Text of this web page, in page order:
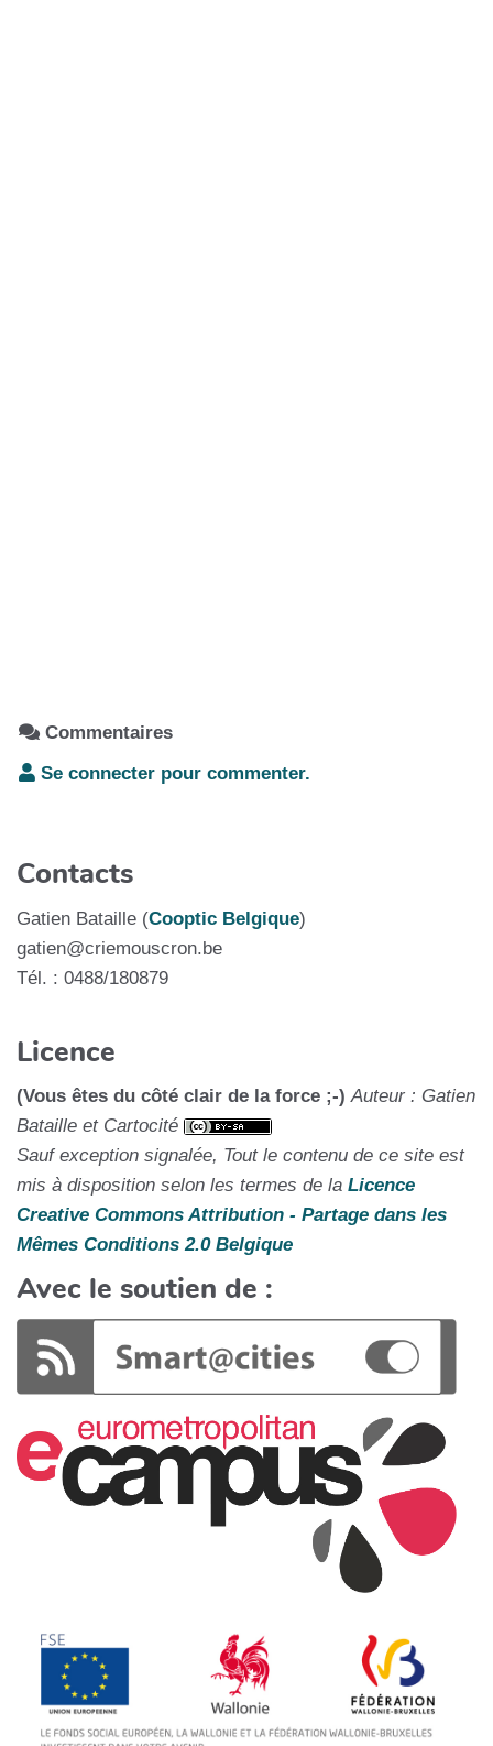
Commentaires
Se connecter pour commenter.
Contacts
Gatien Bataille (Cooptic Belgique)
gatien@criemouscron.be
Tél. : 0488/180879
Licence
(Vous êtes du côté clair de la force ;-) Auteur : Gatien
Bataille et Cartocité
Sauf exception signalée, Tout le contenu de ce site est
mis à disposition selon les termes de la Licence
Creative Commons Attribution - Partage dans les
Mêmes Conditions 2.0 Belgique
Avec le soutien de :